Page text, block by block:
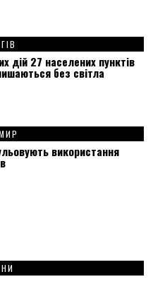
дій 27 населених пунктів
без світла
використання